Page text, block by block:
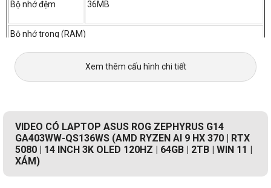
Bộ nhớ đệm 36MB
Bộ nhớ trong (RAM)
Dung lượng 64GB LPDDR5X-8000 onboard
Hỗ trợ Ram tối đa -
Ổ cứng
Xem thêm cấu hình chi tiết
VIDEO CÓ LAPTOP ASUS ROG ZEPHYRUS G14
GA403WW-QS136WS (AMD RYZEN AI 9 HX 370 | RTX
5080 | 14 INCH 3K OLED 120HZ | 64GB | 2TB | WIN 11 |
XÁM)